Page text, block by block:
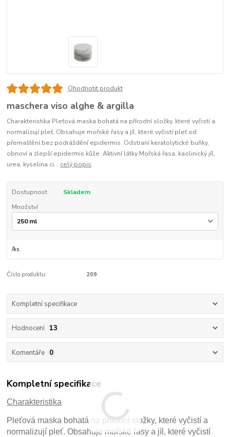
Ohodnotit produkt
maschera viso alghe & argilla
Charakteristika Pleťová maska bohatá na přírodní složky, které vyčistí a
normalizují pleť. Obsahuje mořské řasy a jíl, které vyčistí pleť od
přemaštění bez podráždění epidermis. Odstraní keratolytické buňky,
obnoví a zlepší epidermis kůže. Aktivní látky Mořská řasa, kaolinický jíl,
urea, kyselina ci... celý popis
Dostupnost
Skladem
Množství
/ks
Číslo produktu: 209
Kompletní specifikace
Hodnocení 13
Komentáře 0
Kompletní specifikace
Charakteristika
Pleťová maska bohatá na přírodní složky, které vyčistí a
normalizují pleť. Obsahuje mořské řasy a jíl, které vyčistí